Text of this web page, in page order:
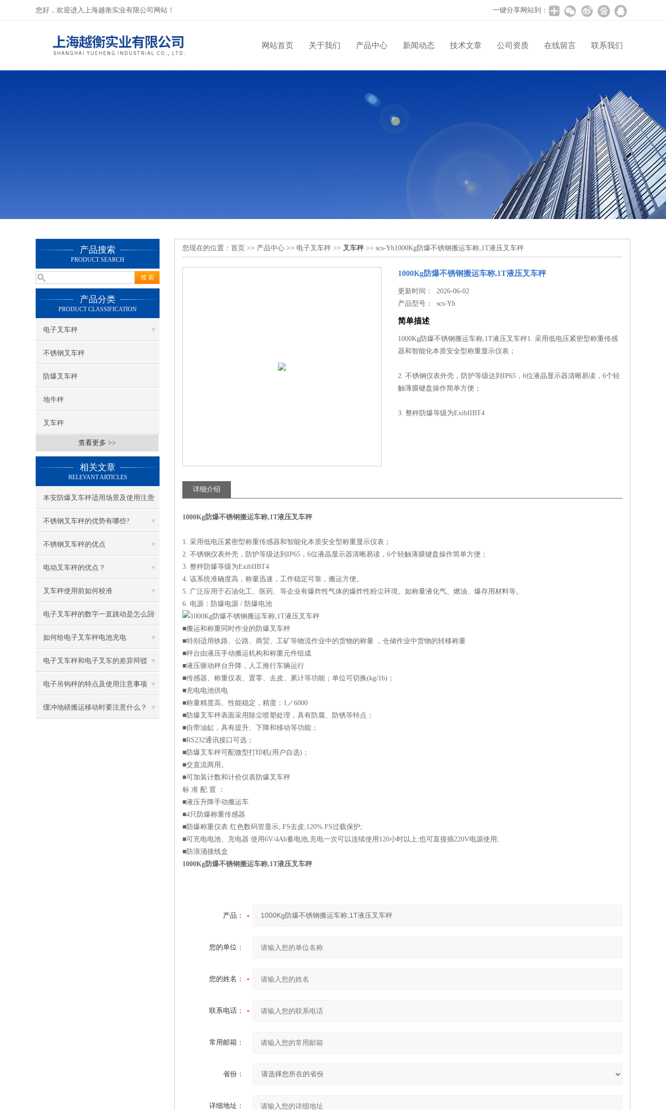
您好，欢迎进入上海越衡实业有限公司网站！ 一键分享网站到：
网站首页 关于我们 产品中心 新闻动态 技术文章 公司资质 在线留言 联系我们
产品搜索
PRODUCT SEARCH
产品分类
PRODUCT CLASSIFICATION
电子叉车秤
不锈钢叉车秤
防爆叉车秤
地牛秤
叉车秤
查看更多 >>
相关文章
RELEVANT ARTICLES
本安防爆叉车秤适用场景及使用注意
事项
不锈钢叉车秤的优势有哪些?
不锈钢叉车秤的优点
电动叉车秤的优点？
叉车秤使用前如何校准
电子叉车秤的数字一直跳动是怎么回
事
如何给电子叉车秤电池充电
电子叉车秤和电子叉车的差异辩驳
电子吊钩秤的特点及使用注意事项
缓冲地磅搬运移动时要注意什么？
您现在的位置： 首页 >> 产品中心 >> 电子叉车秤 >> 叉车秤 >> scs-Yh1000Kg防爆不锈钢搬运车称,1T液压叉车秤
1000Kg防爆不锈钢搬运车称,1T液压叉车秤
更新时间： 2026-06-02
产品型号：scs-Yh
简单描述
1000Kg防爆不锈钢搬运车称,1T液压叉车秤1. 采用低电压紧密型称重传感
器和智能化本质安全型称重显示仪表；
2. 不锈钢仪表外壳，防护等级达到IP65，6位液晶显示器清晰易读，6个轻
触薄膜键盘操作简单方便；
3. 整秤防爆等级为ExibIIBT4
详细介绍
1000Kg防爆不锈钢搬运车称,1T液压叉车秤
1. 采用低电压紧密型称重传感器和智能化本质安全型称重显示仪表；
2. 不锈钢仪表外壳，防护等级达到IP65，6位液晶显示器清晰易读，6个轻触薄膜键盘操作简单方便；
3. 整秤防爆等级为ExibIIBT4
4. 该系统准确度高，称量迅速，工作稳定可靠，搬运方便。
5. 广泛应用于石油化工、医药、等企业有爆炸性气体的爆炸性粉尘环境。如称量液化气、燃油、爆存用材料等。
6. 电源：防爆电源 / 防爆电池
■搬运和称重同时作业的防爆叉车秤
■特别适用铁路、公路、商贸、工矿等物流作业中的货物的称量 ，仓储作业中货物的转移称量
■秤台由液压手动搬运机构和称重元件组成
■液压驱动秤台升降，人工推行车辆运行
■传感器、称重仪表、置零、去皮、累计等功能；单位可切换(kg/1b)；
■充电电池供电
■称量精度高、性能稳定，精度：1／6000
■防爆叉车秤表面采用除尘喷塑处理，具有防腐、防锈等特点；
■自带油缸，具有提升、下降和移动等功能；
■RS232通讯接口可选；
■防爆叉车秤可配微型打印机(用户自选)；
■交直流两用。
■可加装计数和计价仪表防爆叉车秤
标 准 配 置 ：
■液压升降手动搬运车
■4只防爆称重传感器
■防爆称重仪表 红色数码管显示;.FS去皮;120%.FS过载保护;
■可充电电池、充电器 使用6V/4Ah蓄电池,充电一次可以连续使用120小时以上;也可直接插220V电源使用;
■防浪涌接线盒
1000Kg防爆不锈钢搬运车称,1T液压叉车秤
产品：
您的单位：
您的姓名：
联系电话：
常用邮箱：
省份：
详细地址：